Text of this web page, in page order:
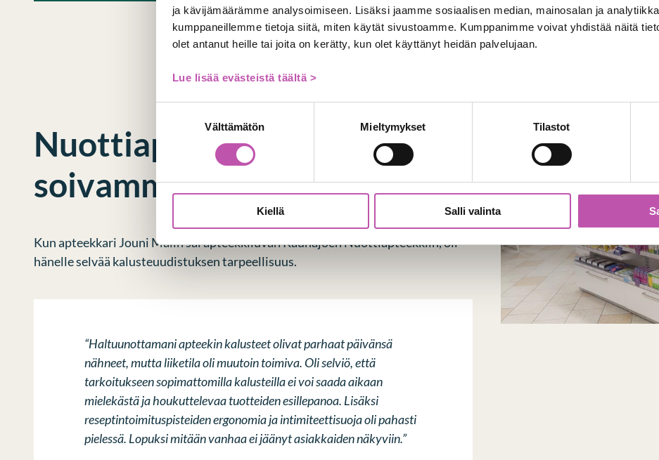
ja kävijämäärämme analysoimiseen. Lisäksi jaamme sosiaalisen median, mainosalan ja
kumppaneillemme tietoja siitä, miten käytät sivustoamme. Kumppanimme voivat yhdistää näitä
olet antanut heille tai joita on kerätty, kun olet käyttänyt heidän palvelujaan.
Lue lisää evästeistä täältä >
Välttämätön Mieltymykset Tilastot
Kiellä Salli valinta
Nuottiapteekin sointu
soivammaksi
Kun apteekkari Jouni Malin sai apteekkiluvan Kauhajoen Nuottiapteekkiin, oli
hänelle selvää kalusteuudistuksen tarpeellisuus.
“Haltuunottamani apteekin kalusteet olivat parhaat päivänsä
nähneet, mutta liiketila oli muutoin toimiva. Oli selviö, että
tarkoitukseen sopimattomilla kalusteilla ei voi saada aikaan
mielekästä ja houkuttelevaa tuotteiden esillepanoa. Lisäksi
reseptintoimituspisteiden ergonomia ja intimiteettisuoja oli pahasti
pielessä. Lopuksi mitään vanhaa ei jäänyt asiakkaiden näkyviin.”